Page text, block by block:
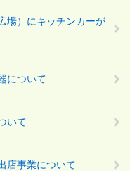
場）にキッチンカーが
について
いて
店事業について